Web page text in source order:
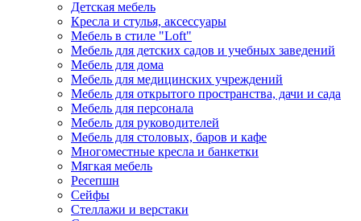
Детская мебель
Кресла и стулья, аксессуары
Мебель в стиле "Loft"
Мебель для детских садов и учебных заведений
Мебель для дома
Мебель для медицинских учреждений
Мебель для открытого пространства, дачи и сада
Мебель для персонала
Мебель для руководителей
Мебель для столовых, баров и кафе
Многоместные кресла и банкетки
Мягкая мебель
Ресепшн
Сейфы
Стеллажи и верстаки